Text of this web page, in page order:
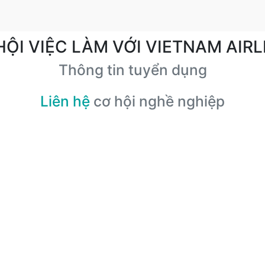
VIỆC LÀM VỚI VIETNAM
Thông tin tuyển dụng
Liên hệ cơ hội nghề nghiệp